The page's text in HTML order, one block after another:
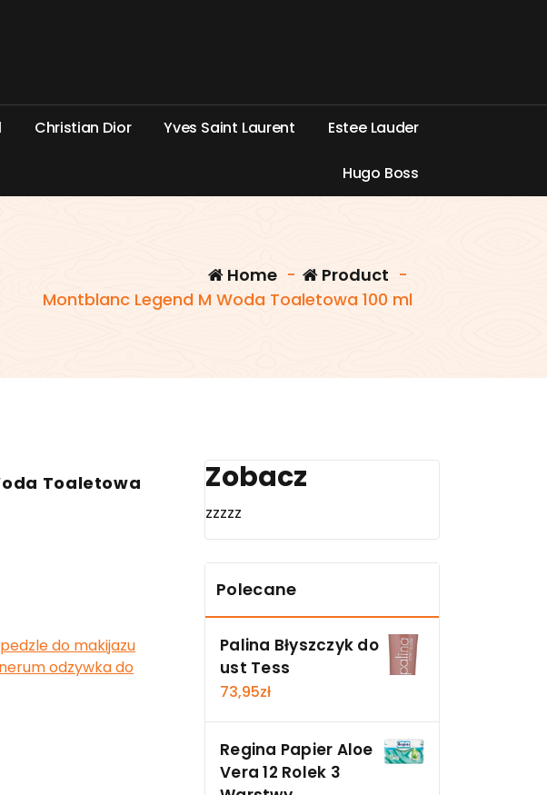
l Christian Dior Yves Saint Laurent Estee Lauder
Hugo Boss
Home - Product -
Montblanc Legend M Woda Toaletowa 100 ml
Toaletowa
pedzle do makijazu
odzywka do
Zobacz
zzzzz
Polecane
Palina Błyszczyk do
ust Tess
73,95zł
Regina Papier Aloe
Vera 12 Rolek 3